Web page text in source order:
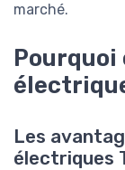
marché.
Pourquoi
Les
électriques